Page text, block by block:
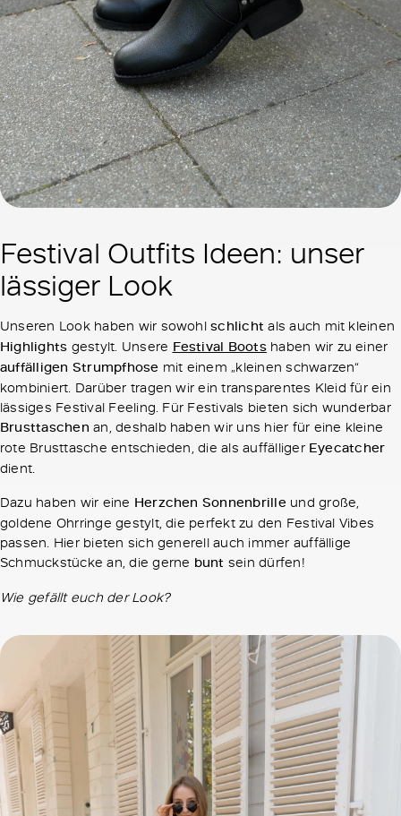
Festival Outfits Ideen: unser
lässiger Look
Unseren Look haben wir sowohlschlicht als auch mit kleinen
Highlights gestylt. Unsere Festival Bootshaben wir zu einer
auffälligen Strumpfhose mit einem „kleinen schwarzen“
kombiniert. Darüber tragen wir ein transparentes Kleid für ein
lässiges Festival Feeling. Für Festivals bieten sich wunderbar
Brusttaschen an, deshalb haben wir uns hier für eine kleine
rote Brusttasche entschieden, die als auffälliger Eyecatcher
dient.
Dazu haben wir eine Herzchen Sonnenbrilleund große,
goldene Ohrringe gestylt, die perfekt zu den Festival Vibes
passen. Hier bieten sich generell auch immer auffällige
Schmuckstücke an, die gerne bunt sein dürfen!
Wie gefällt euch der Look?